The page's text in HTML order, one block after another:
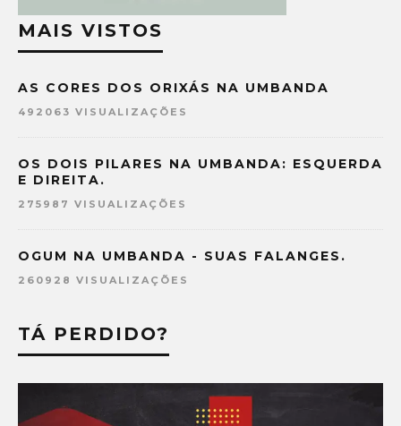
MAIS VISTOS
AS CORES DOS ORIXÁS NA UMBANDA
492063 VISUALIZAÇÕES
OS DOIS PILARES NA UMBANDA: ESQUERDA
E DIREITA.
275987 VISUALIZAÇÕES
OGUM NA UMBANDA - SUAS FALANGES.
260928 VISUALIZAÇÕES
TÁ PERDIDO?